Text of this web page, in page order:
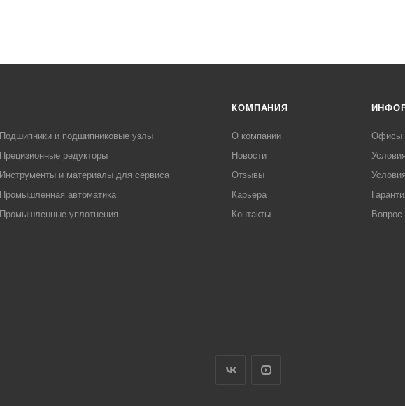
Подшипники и подшипниковые узлы
Прецизионные редукторы
Инструменты и материалы для сервиса
Промышленная автоматика
Промышленные уплотнения
КОМПАНИЯ
О компании
Новости
Отзывы
Карьера
Контакты
Офисы